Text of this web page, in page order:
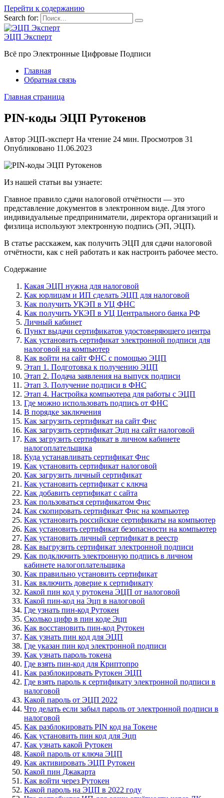
Перейти к содержанию
Search for:
ЭЦП Эксперт
Всё про Электронные Цифровые Подписи
Главная
Обратная связь
Главная страница
PIN-коды ЭЦП Рутокенов
Автор ЭЦП-эксперт На чтение 24 мин. Просмотров 31
Опубликовано 11.06.2023
Из нашей статьи вы узнаете:
Главное правило сдачи налоговой отчётности — это
представление документов в электронном виде. Для этого
индивидуальные предприниматели, директора организаций и
физлица используют электронную подпись (ЭП, ЭЦП).
В статье расскажем, как получить ЭЦП для сдачи налоговой
отчётности, как с ней работать и как настроить рабочее место.
Содержание
Какая ЭЦП нужна для налоговой
Как юрлицам и ИП сделать ЭЦП для налоговой
Как получить УКЭП в УЦ ФНС
Как получить УКЭП в УЦ Центрального банка РФ
Личный кабинет
Пункт выдачи сертификатов удостоверяющего центра
Как установить сертификат электронной подписи для
налоговой на компьютер
Как войти на сайт ФНС с помощью ЭЦП
Этап 1. Подготовка к получению ЭЦП
Этап 2. Подача заявления на выпуск подписи
Этап 3. Получение подписи в ФНС
Этап 4. Настройка компьютера для работы с ЭЦП
Где можно использовать подпись от ФНС
В порядке заключения
Как загрузить сертификат на сайт Фнс
Как загрузить сертификат Эцп на сайт налоговой
Как загрузить сертификат в личном кабинете
налогоплательщика
Куда устанавливать сертификат Фнс
Как установить сертификат налоговой
Как загрузить личный сертификат
Как установить сертификат с ключа
Как добавить сертификат с сайта
Как пользоваться сертификатом Фнс
Как скопировать сертификат Фнс на компьютер
Как установить российские сертификаты на компьютер
Как установить сертификат безопасности на компьютер
Как установить личный сертификат в реестр
Как выгрузить сертификат электронной подписи
Как подключить электронную подпись в личном
кабинете налогоплательщика
Как правильно установить сертификат
Как включить доверие к сертификату
Какой пин код у рутокена ЭЦП от налоговой
Какой пин-код на Эцп в налоговой
Где узнать пин-код Рутокен
Сколько цифр в пин коде Эцп
Как восстановить пин-код Рутокен
Как узнать пин код для ЭЦП
Где указан пин код электронной подписи
Как узнать пароль токена
Где взять пин-код для Криптопро
Как разблокировать Рутокен ЭЦП
Где взять пароль к сертификату электронной подписи в
налоговой
Какой пароль от ЭЦП 2022
Что делать если забыл пароль от электронной подписи в
налоговой
Как разблокировать PIN код на Токене
Как установить пин код для Эцп
Как узнать какой Рутокен
Какой пароль от ключа ЭЦП
Как активировать ЭЦП Рутокен
Какой пин Джакарта
Как войти через Рутокен
Какой пароль на ЭЦП в 2022 году